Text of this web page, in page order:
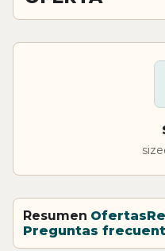
Resumen Ofertas
Preguntas